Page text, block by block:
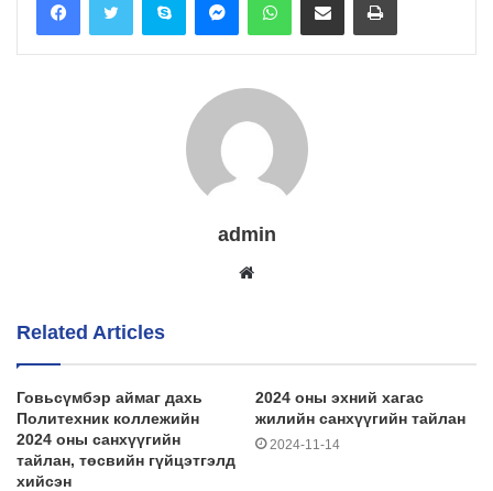
admin
Website
Related Articles
Говьсүмбэр аймаг дахь
Политехник коллежийн
2024 оны санхүүгийн
тайлан, төсвийн гүйцэтгэлд
хийсэн
2024 оны эхний хагас
жилийн санхүүгийн тайлан
2024-11-14